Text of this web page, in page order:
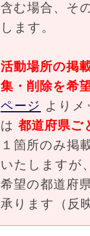
含む場合、そ
します。
活動場所の掲
集・削除を希
ページ よりメ
は 都道府県ご
１箇所のみ掲
いたしますが
希望の都道府
承ります（反